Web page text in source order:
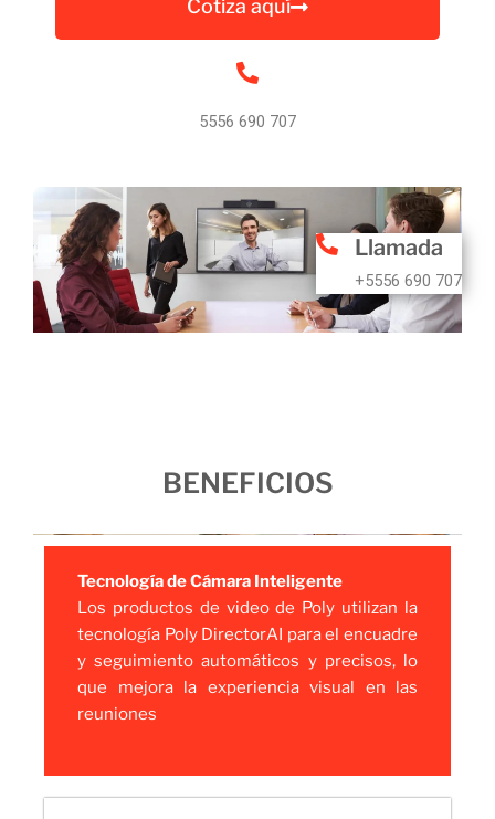
Cotiza aquí
5556 690 707
Llamada
+5556 690 707
BENEFICIOS
Tecnología de Cámara Inteligente
Los productos de video de Poly utilizan la
tecnología Poly DirectorAI para el encuadre
y seguimiento automáticos y precisos, lo
que mejora la experiencia visual en las
reuniones